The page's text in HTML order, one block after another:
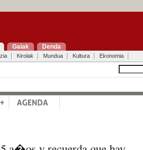
Gaiak Denda
Kirolak Mundua Kultura Ekonomia